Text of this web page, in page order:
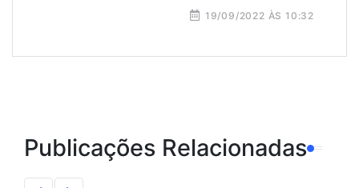
19/09/2022 ÀS 10:32
Publicações Relacionadas